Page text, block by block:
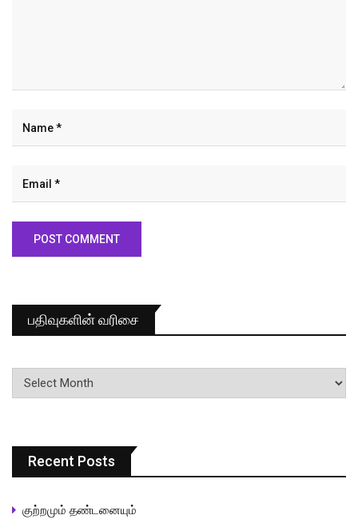
பதிவுகளின் வரிசை
பதிவுகளின்
வரிசை
Recent Posts
குற்றமும் தண்டனையும்